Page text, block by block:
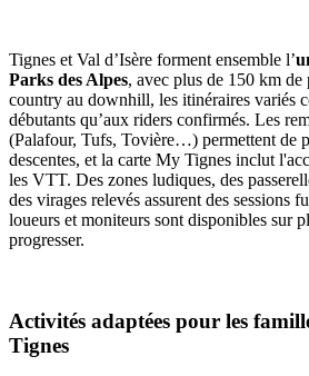
Tignes et Val d’Isère forment ensemble l’
Parks des Alpes, avec plus de 150 km de
country au downhill, les itinéraires variés
débutants qu’aux riders confirmés. Les
(Palafour, Tufs, Tovière…) permettent de
descentes, et la carte My Tignes inclut
les VTT. Des zones ludiques, des
des virages relevés assurent des sessions
loueurs et moniteurs sont disponibles sur
progresser.
Activités adaptées pour les
Tignes